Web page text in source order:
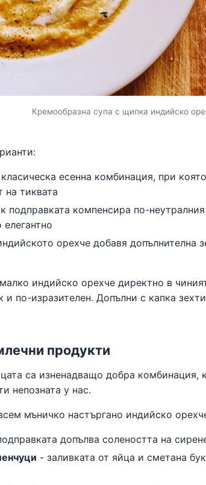
Кремообразна супа с щипка индийско
есенна комбинация, при
на тиквата
подправката компенсира по-
орехче добавя допълнителна
индийско орехче директно в
по-изразителен. Допълни с капка
продукти
са изненадващо добра комбинация,
непозната у нас.
мъничко настъргано индийско
допълва солеността на
- заливката от яйца и сметана